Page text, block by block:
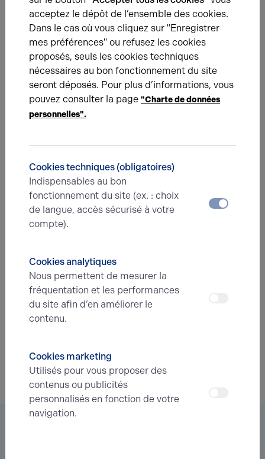
de votre projet.
MRA Fashion s’installe dans le centre-ville d’Évreux
en plein cœur d'Évreux, prenant à bail un local de 99 m² au
36 Rue Chartraine, avec l'accompagnement d'Arthur Loyd.
Prenez contact avec nos experts pour vous
accompagner dans votre projet d’immobilier
d’entreprise.
acceptez le dépôt de l’ensemble des cookies.
Dans le cas où vous cliquez sur "Enregistrer
mes préférences" ou refusez les cookies
proposés, seuls les cookies techniques
nécessaires au bon fonctionnement du site
seront déposés. Pour plus d’informations, vous
pouvez consulter la page "Charte de données
personnelles".
Cookies techniques (obligatoires)
Indispensables au bon
fonctionnement du site (ex. : choix
de langue, accès sécurisé à votre
compte).
Cookies analytiques
Nous permettent de mesurer la
fréquentation et les performances
du site afin d’en améliorer le
contenu.
Cookies marketing
Utilisés pour vous proposer des
contenus ou publicités
personnalisés en fonction de votre
navigation.